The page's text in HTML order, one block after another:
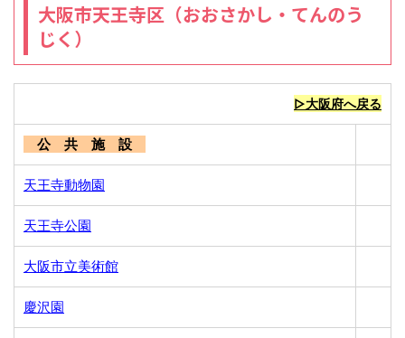
大阪市天王寺区（おおさかし・てんのう
じく）
▷大阪府へ戻る
公 共 施 設
天王寺動物園
天王寺公園
大阪市立美術館
慶沢園